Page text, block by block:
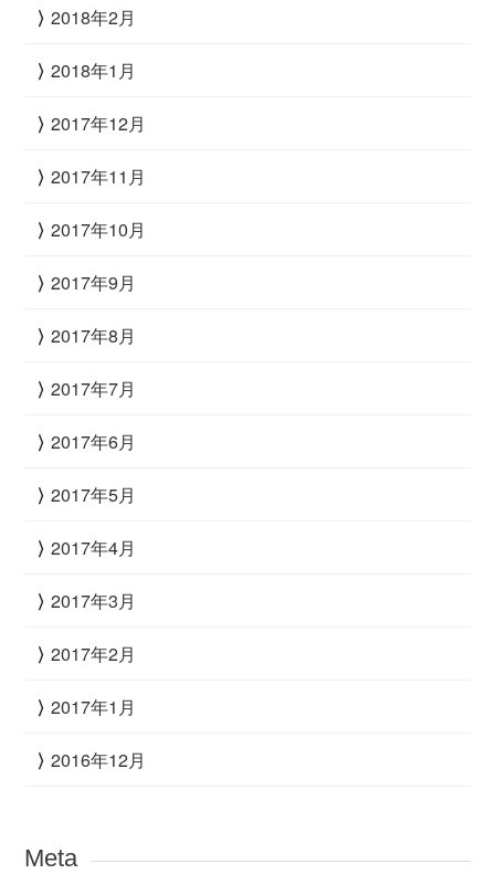
2018年2月
2018年1月
2017年12月
2017年11月
2017年10月
2017年9月
2017年8月
2017年7月
2017年6月
2017年5月
2017年4月
2017年3月
2017年2月
2017年1月
2016年12月
Meta